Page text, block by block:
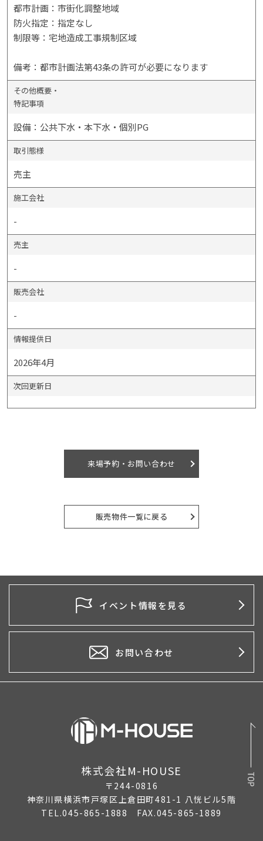
都市計画：市街化調整地域
防火指定：指定なし
制限等：宅地造成工事規制区域
備考：都市計画法第43条の許可が必要になります
その他概要・
特記事項
設備：公共下水・本下水・個別PG
取引態様
売主
施工会社
-
売主
-
販売会社
-
情報提供日
2026年4月
次回更新日
来場予約・お問い合わせ
販売物件一覧に戻る
イベント情報を見る
お問い合わせ
株式会社M-HOUSE
〒244-0816
神奈川県横浜市戸塚区上倉田町481-1 八恍ビル5階
TEL.045-865-1888 FAX.045-865-1889